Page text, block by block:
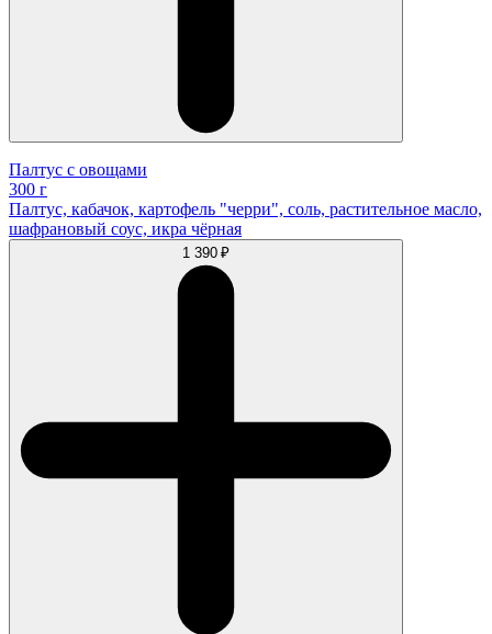
Палтус с овощами
300 г
Палтус, кабачок, картофель "черри", соль, растительное масло,
шафрановый соус, икра чёрная
1 390 ₽